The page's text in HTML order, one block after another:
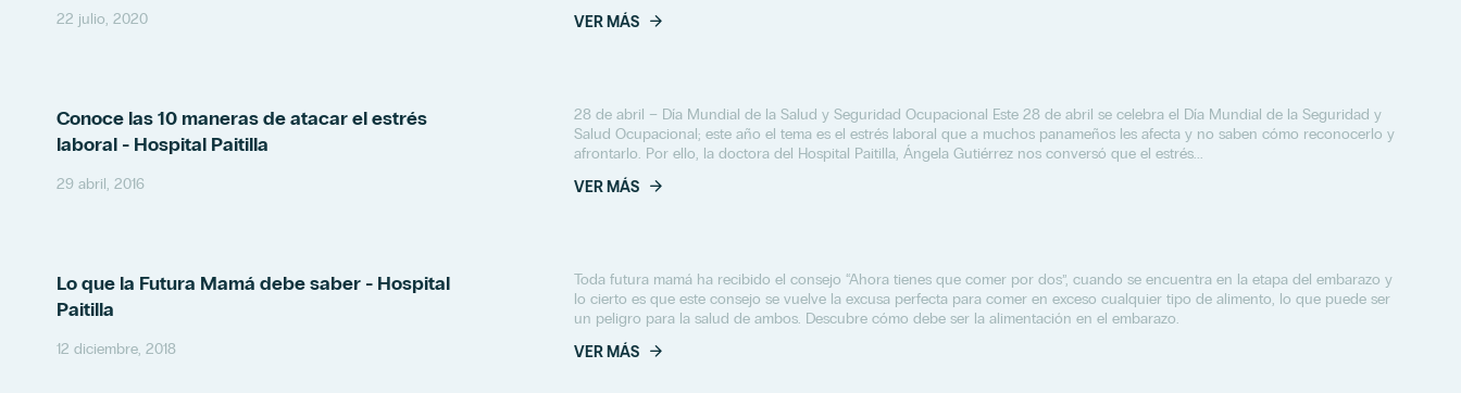
22 julio, 2020
VER MÁS
Conoce las 10 maneras de atacar el estrés
laboral - Hospital Paitilla
29 abril, 2016
28 de abril – Día Mundial de la Salud y Seguridad Ocupacional Este 28 de abril se celebra el Día Mundial de la Seguridad y
Salud Ocupacional; este año el tema es el estrés laboral que a muchos panameños les afecta y no saben cómo reconocerlo y
afrontarlo. Por ello, la doctora del Hospital Paitilla, Ángela Gutiérrez nos conversó que el estrés...
VER MÁS
Lo que la Futura Mamá debe saber - Hospital
Paitilla
12 diciembre, 2018
Toda futura mamá ha recibido el consejo “Ahora tienes que comer por dos”, cuando se encuentra en la etapa del embarazo y
lo cierto es que este consejo se vuelve la excusa perfecta para comer en exceso cualquier tipo de alimento, lo que puede ser
un peligro para la salud de ambos. Descubre cómo debe ser la alimentación en el embarazo.
VER MÁS